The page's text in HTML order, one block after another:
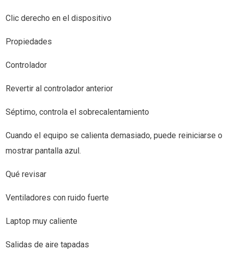
Clic derecho en el dispositivo
Propiedades
Controlador
Revertir al controlador anterior
Séptimo, controla el sobrecalentamiento
Cuando el equipo se calienta demasiado, puede reiniciarse o
mostrar pantalla azul.
Qué revisar
Ventiladores con ruido fuerte
Laptop muy caliente
Salidas de aire tapadas